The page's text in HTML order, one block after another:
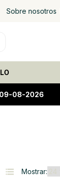
Sobre nosotros
09-08-2026
Mostrar: